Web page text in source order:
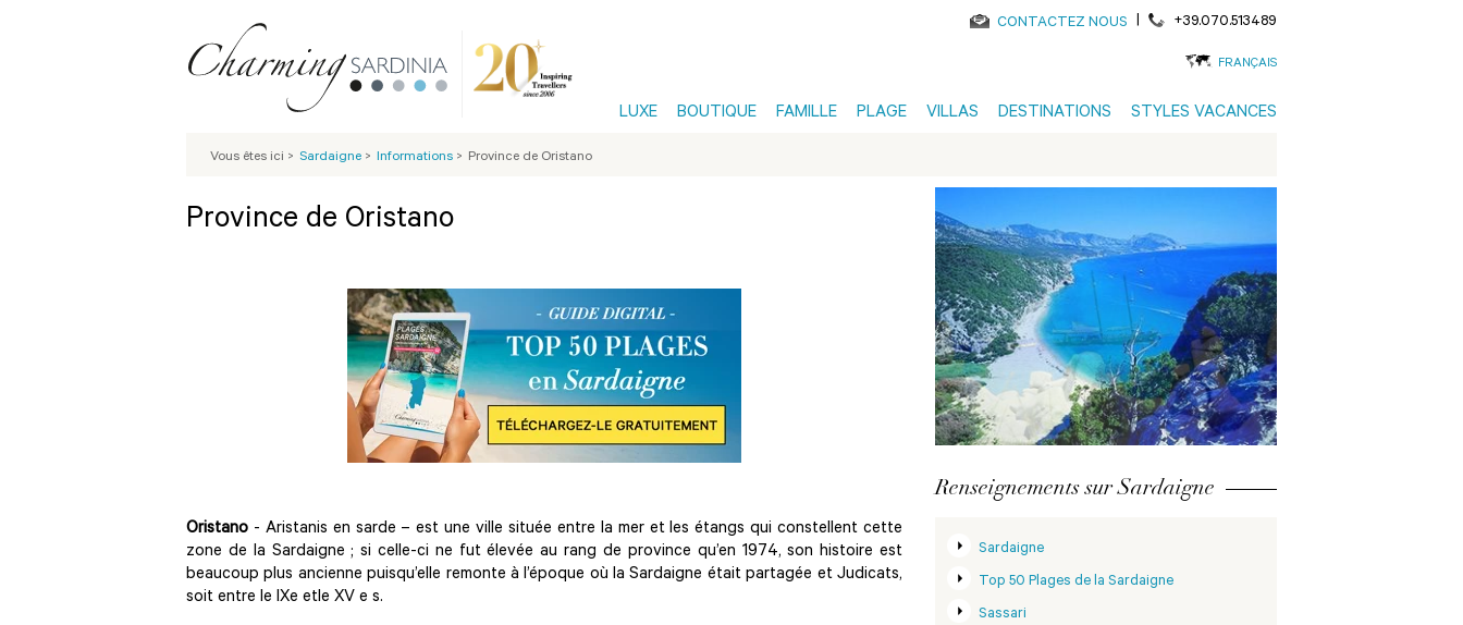
CONTACTEZ NOUS | +39.070.513489
FRANÇAIS
LUXE BOUTIQUE FAMILLE PLAGE VILLAS DESTINATIONS STYLES VACANCES
Vous êtes ici > Sardaigne > Informations > Province de Oristano
Province de Oristano
Oristano - Aristanis en sarde – est une ville située entre la mer et les étangs qui constellent cette
zone de la Sardaigne ; si celle-ci ne fut élevée au rang de province qu’en 1974, son histoire est
beaucoup plus ancienne puisqu’elle remonte à l’époque où la Sardaigne était partagée et Judicats,
soit entre le IXe etle XV e s.
Renseignements sur Sardaigne
Sardaigne
Top 50 Plages de la Sardaigne
Sassari